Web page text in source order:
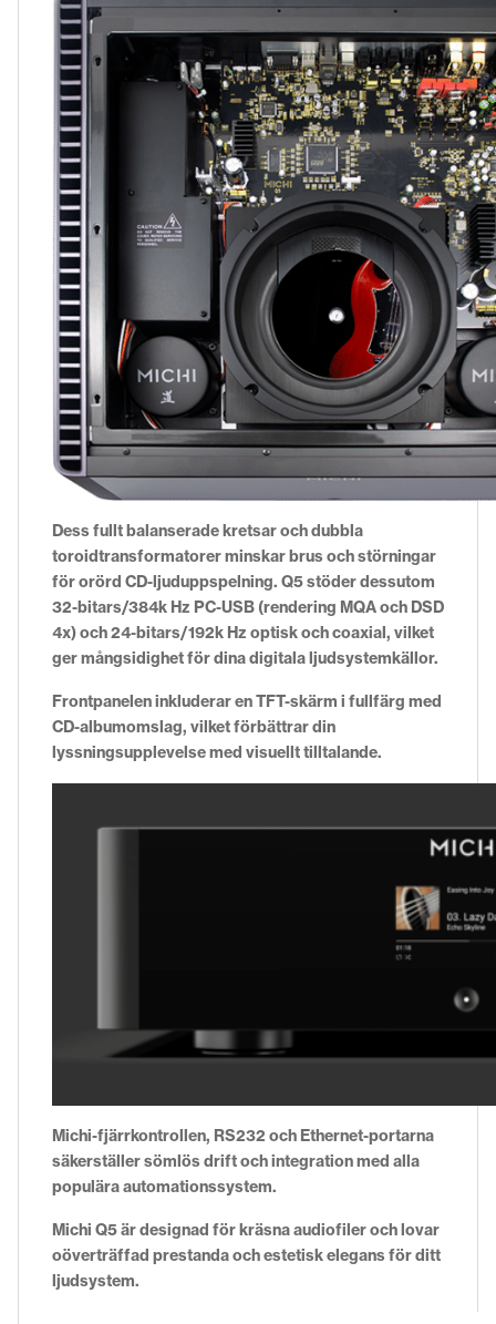
Dess fullt balanserade kretsar och dubbla
toroidtransformatorer minskar brus och störningar
för orörd CD-ljuduppspelning. Q5 stöder dessutom
32-bitars/384k Hz PC-USB (rendering MQA och DSD
4x) och 24-bitars/192k Hz optisk och coaxial, vilket
ger mångsidighet för dina digitala ljudsystemkällor.
Frontpanelen inkluderar en TFT-skärm i fullfärg med
CD-albumomslag, vilket förbättrar din
lyssningsupplevelse med visuellt tilltalande.
Michi-fjärrkontrollen, RS232 och Ethernet-portarna
säkerställer sömlös drift och integration med alla
populära automationssystem.
Michi Q5 är designad för kräsna audiofiler och lovar
oöverträffad prestanda och estetisk elegans för ditt
ljudsystem.